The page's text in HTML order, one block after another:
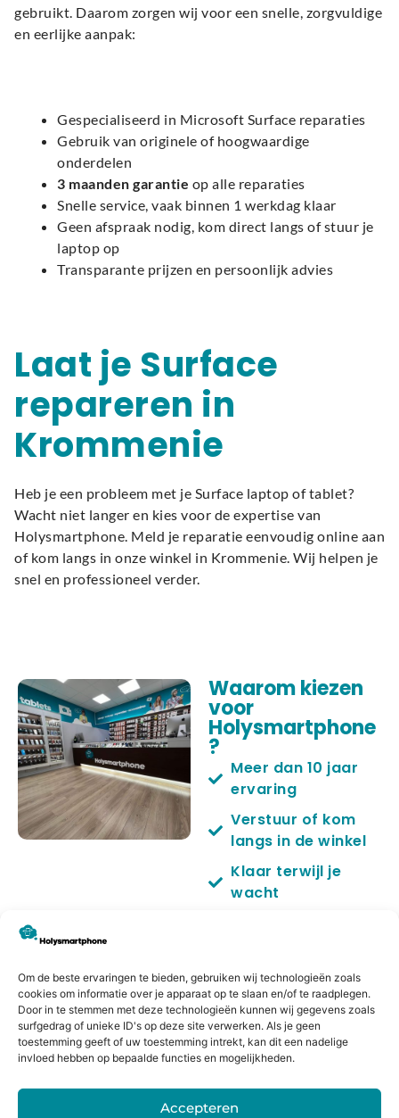
Om de beste ervaringen te bieden, gebruiken wij technologieën zoals
cookies om informatie over je apparaat op te slaan en/of te raadplegen.
Door in te stemmen met deze technologieën kunnen wij gegevens zoals
surfgedrag of unieke ID's op deze site verwerken. Als je geen
toestemming geeft of uw toestemming intrekt, kan dit een nadelige
invloed hebben op bepaalde functies en mogelijkheden.
Accepteren
gebruikt. Daarom zorgen wij voor een snelle, zorgvuldige
en eerlijke aanpak:
Gespecialiseerd in Microsoft Surface reparaties
Gebruik van originele of hoogwaardige
onderdelen
3 maanden garantie op alle reparaties
Snelle service, vaak binnen 1 werkdag klaar
Geen afspraak nodig, kom direct langs of stuur je
laptop op
Transparante prijzen en persoonlijk advies
Laat je Surface
repareren in
Krommenie
Heb je een probleem met je Surface laptop of tablet?
Wacht niet langer en kies voor de expertise van
Holysmartphone. Meld je reparatie eenvoudig online aan
of kom langs in onze winkel in Krommenie. Wij helpen je
snel en professioneel verder.
Waarom kiezen
voor
Holysmartphone
?
Meer dan 10 jaar
ervaring
Verstuur of kom
langs in de winkel
Klaar terwijl je
wacht
Kwaliteit
onderdelen
6 maanden
garantie